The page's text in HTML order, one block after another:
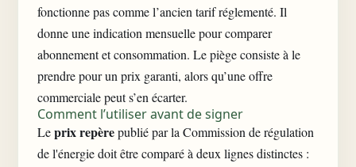
fonctionne pas comme l’ancien tarif réglementé. Il
donne une indication mensuelle pour comparer
abonnement et consommation. Le piège consiste à le
prendre pour un prix garanti, alors qu’une offre
commerciale peut s’en écarter.
Comment l’utiliser avant de signer
Leprix repèrepublié par la Commission de régulation
de l'énergiedoit être comparé à deux lignes distinctes :